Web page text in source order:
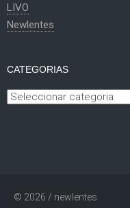
LIVO
Newlentes
CATEGORIAS
Categorias
© 2026 / newlentes